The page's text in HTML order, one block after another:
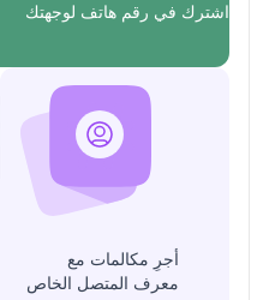
اشترك في رقم هاتف لوجهتك
أجرِ مكالمات مع
معرف المتصل الخاص